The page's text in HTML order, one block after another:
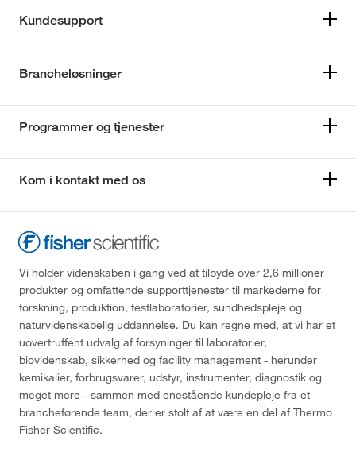
Kundesupport
Brancheløsninger
Programmer og tjenester
Kom i kontakt med os
Vi holder videnskaben i gang ved at tilbyde over 2,6 millioner
produkter og omfattende supporttjenester til markederne for
forskning, produktion, testlaboratorier, sundhedspleje og
naturvidenskabelig uddannelse. Du kan regne med, at vi har et
uovertruffent udvalg af forsyninger til laboratorier,
biovidenskab, sikkerhed og facility management - herunder
kemikalier, forbrugsvarer, udstyr, instrumenter, diagnostik og
meget mere - sammen med enestående kundepleje fra et
brancheførende team, der er stolt af at være en del af Thermo
Fisher Scientific.